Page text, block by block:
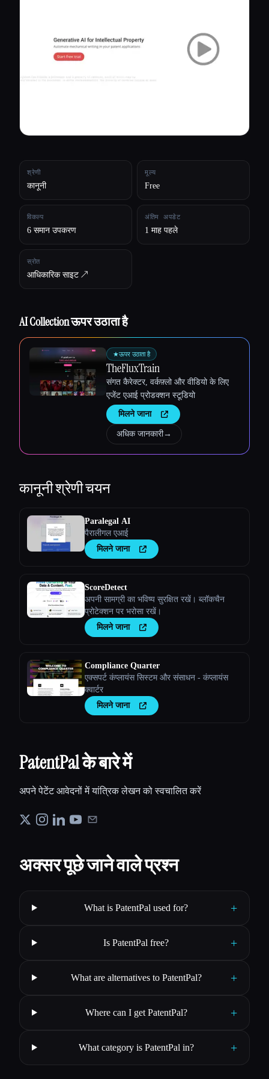
श्रेणी
कानूनी
मूल्य
Free
विकल्प
6 समान उपकरण
अंतिम अपडेट
1 माह पहले
स्रोत
आधिकारिक साइट ↗︎
AI Collection ऊपर उठाता है
★ऊपर उठाता है
TheFluxTrain
संगत कैरेक्टर, वर्कफ़्लो और वीडियो के लिए
एजेंट एआई प्रोडक्शन स्टूडियो
मिलने जाना
अधिक जानकारी→
कानूनीश्रेणी चयन
Paralegal AI
पैरालीगल एआई
मिलने जाना
ScoreDetect
अपनी सामग्री का भविष्य सुरक्षित रखें। ब्लॉकचैन
प्रोटेक्शन पर भरोसा रखें।
मिलने जाना
Compliance Quarter
एक्सपर्ट कंप्लायंस सिस्टम और संसाधन - कंप्लायंस
क्वार्टर
मिलने जाना
PatentPal के बारे में
अपने पेटेंट आवेदनों में यांत्रिक लेखन को स्वचालित करें
अक्सर पूछे जाने वाले प्रश्न
What is PatentPal used for? +
Is PatentPal free? +
What are alternatives to PatentPal? +
Where can I get PatentPal? +
What category is PatentPal in? +